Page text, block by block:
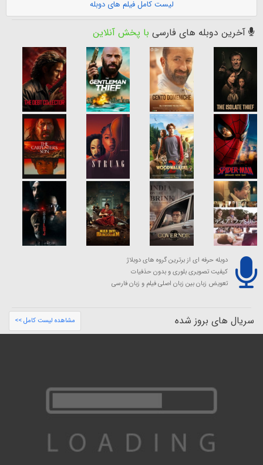
لیست کامل فیلم های دوبله
آخرین دوبله های فارسی با پخش آنلاین
دوبله حرفه ای از برترین گروه های دوبلاژ
کیفیت تصویری بلوری و بدون حذفیات
تعویض زبان بین زبان اصلی فیلم و زبان فارسی
سریال های بروز شده مشاهده لیست کامل >>